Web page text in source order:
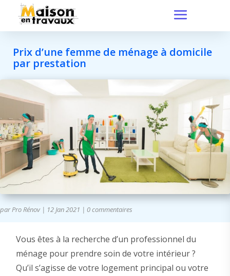
Prix d’une femme de ménage à domicile
par prestation
parPro Rénov| 12 Jan 2021 | 0 commentaires
Vous êtes à la recherche d’un professionnel du
ménage pour prendre soin de votre intérieur ?
Qu’il s’agisse de votre logement principal ou votre